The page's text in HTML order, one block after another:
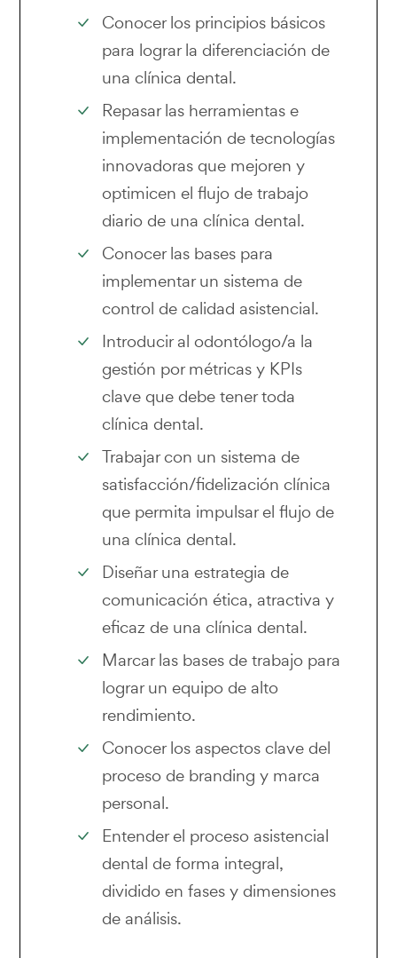
Conocer los principios básicos
para lograr la diferenciación de
una clínica dental.
Repasar las herramientas e
implementación de tecnologías
innovadoras que mejoren y
optimicen el flujo de trabajo
diario de una clínica dental.
Conocer las bases para
implementar un sistema de
control de calidad asistencial.
Introducir al odontólogo/a la
gestión por métricas y KPIs
clave que debe tener toda
clínica dental.
Trabajar con un sistema de
satisfacción/fidelización clínica
que permita impulsar el flujo de
una clínica dental.
Diseñar una estrategia de
comunicación ética, atractiva y
eficaz de una clínica dental.
Marcar las bases de trabajo para
lograr un equipo de alto
rendimiento.
Conocer los aspectos clave del
proceso de branding y marca
personal.
Entender el proceso asistencial
dental de forma integral,
dividido en fases y dimensiones
de análisis.